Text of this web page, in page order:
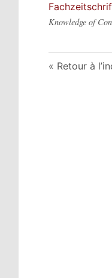
Knowledge of
Retour à